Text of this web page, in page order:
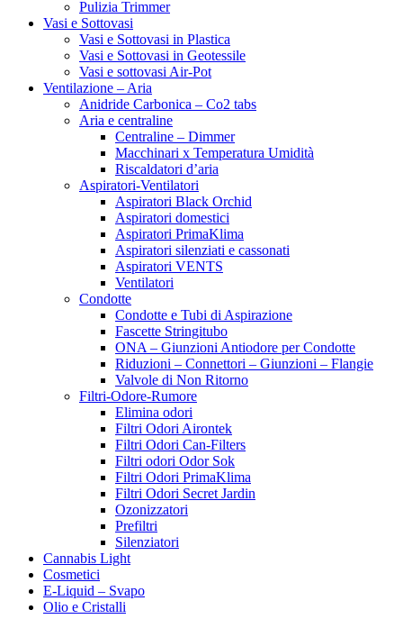
Pulizia Trimmer
Vasi e Sottovasi
Vasi e Sottovasi in Plastica
Vasi e Sottovasi in Geotessile
Vasi e sottovasi Air-Pot
Ventilazione – Aria
Anidride Carbonica – Co2 tabs
Aria e centraline
Centraline – Dimmer
Macchinari x Temperatura Umidità
Riscaldatori d’aria
Aspiratori-Ventilatori
Aspiratori Black Orchid
Aspiratori domestici
Aspiratori PrimaKlima
Aspiratori silenziati e cassonati
Aspiratori VENTS
Ventilatori
Condotte
Condotte e Tubi di Aspirazione
Fascette Stringitubo
ONA – Giunzioni Antiodore per Condotte
Riduzioni – Connettori – Giunzioni – Flangie
Valvole di Non Ritorno
Filtri-Odore-Rumore
Elimina odori
Filtri Odori Airontek
Filtri Odori Can-Filters
Filtri odori Odor Sok
Filtri Odori PrimaKlima
Filtri Odori Secret Jardin
Ozonizzatori
Prefiltri
Silenziatori
Cannabis Light
Cosmetici
E-Liquid – Svapo
Olio e Cristalli